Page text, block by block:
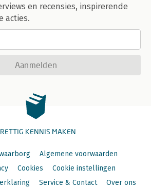
en recensies, inspirerende
acties.
Aanmelden
KENNIS MAKEN
Algemene voorwaarden
Cookies
Cookie instellingen
Service & Contact Over ons